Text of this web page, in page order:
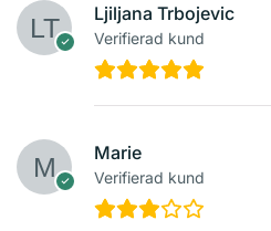
Ljiljana Trbojevic
Verifierad kund
Marie
Verifierad kund